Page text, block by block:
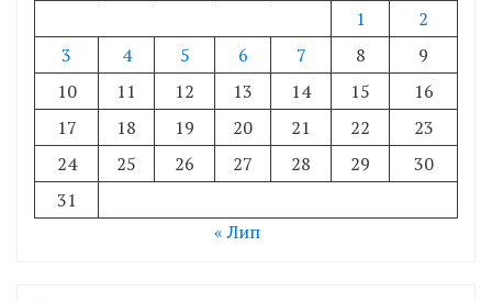
1
2
3
4 5 6 7 8
9
10
11 12 13 14 15
16
17
18 19 20 21 22
23
24
25 26 27 28 29
30
31
« Лип